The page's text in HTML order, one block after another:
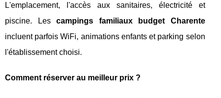
L'emplacement, l'accès aux sanitaires, électricité et
piscine. Lescampings familiaux budget Charente
incluent parfois WiFi, animations enfants et parking selon
l'établissement choisi.
Comment réserver au meilleur prix ?